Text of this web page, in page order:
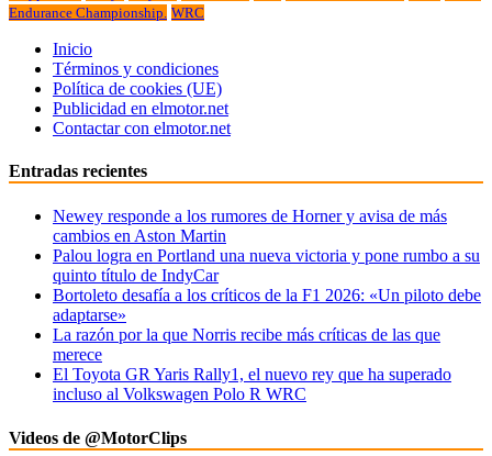
Endurance Championship. WRC
Inicio
Términos y condiciones
Política de cookies (UE)
Publicidad en elmotor.net
Contactar con elmotor.net
Entradas recientes
Newey responde a los rumores de Horner y avisa de más
cambios en Aston Martin
Palou logra en Portland una nueva victoria y pone rumbo a su
quinto título de IndyCar
Bortoleto desafía a los críticos de la F1 2026: «Un piloto debe
adaptarse»
La razón por la que Norris recibe más críticas de las que
merece
El Toyota GR Yaris Rally1, el nuevo rey que ha superado
incluso al Volkswagen Polo R WRC
Videos de @MotorClips